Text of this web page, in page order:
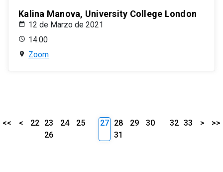
Kalina Manova, University College London
12 de Marzo de 2021
14:00
Zoom
<< < 22 23 24
25
26
27 28 29
30
31
32 33 > >>